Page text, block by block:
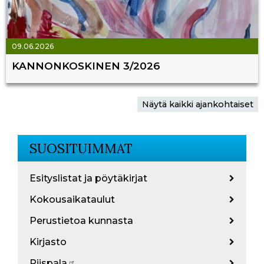
09.06.2026
KANNONKOSKINEN 3/2026
Näytä kaikki ajankohtaiset
SUOSITUIMMAT
Esityslistat ja pöytäkirjat
Kokousaikataulut
Perustietoa kunnasta
Kirjasto